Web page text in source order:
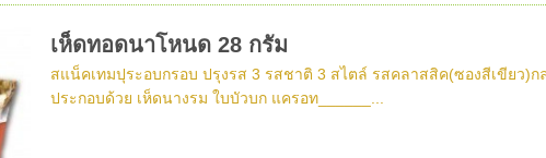
เห็ดทอดนาโหนด 28 กรัม
สแน็คเทมปุระอบกรอบ ปรุงรส 3 รสชาติ 3 สไตล์ รสคลาสสิค(ซองสีเขียว
ประกอบด้วย เห็ดนางรม ใบบัวบก แครอท______...